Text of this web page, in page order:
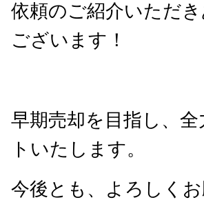
依頼のご紹介いただ
ございます！
早期売却を目指し、
トいたします。
今後とも、よろしく